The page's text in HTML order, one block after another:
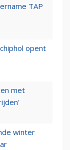
TAP
opent
met
winter